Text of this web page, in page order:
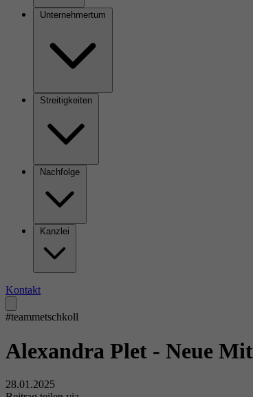
Unternehmertum
Streitigkeiten
Nachfolge
Kanzlei
Kontakt
#teammetschkoll
Alexandra Plet - Neue
28.01.2025